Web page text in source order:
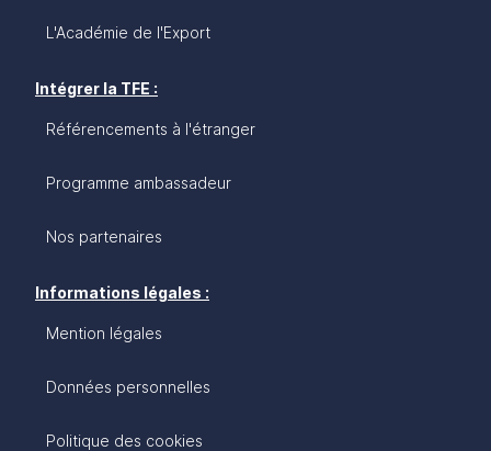
L'Académie de l'Export
Intégrer la TFE :
Référencements à l'étranger
Programme ambassadeur
Nos partenaires
Informations légales :
Mention légales
Données personnelles
Politique des cookies